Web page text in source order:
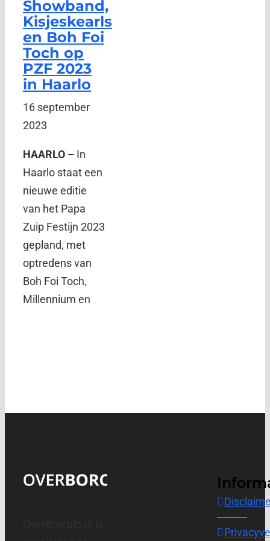
Showband,
Kisjeskearls
en Boh Foi
Toch op
PZF 2023
in Haarlo
16 september
2023
HAARLO – In
Haarlo staat een
nieuwe editie
van het Papa
Zuip Festijn 2023
gepland, met
optredens van
Boh Foi Toch,
Millennium en